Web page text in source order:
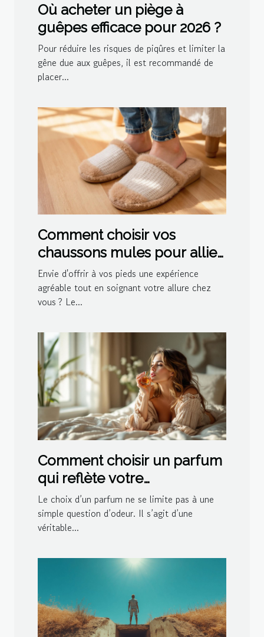
Où acheter un piège à
guêpes efficace pour 2026 ?
Pour réduire les risques de piqûres et limiter la
gêne due aux guêpes, il est recommandé de
placer...
Comment choisir vos
chaussons mules pour allier
confort et style ?
Envie d'offrir à vos pieds une expérience
agréable tout en soignant votre allure chez
vous ? Le...
Comment choisir un parfum
qui reflète votre
personnalité?
Le choix d’un parfum ne se limite pas à une
simple question d’odeur. Il s’agit d’une
véritable...